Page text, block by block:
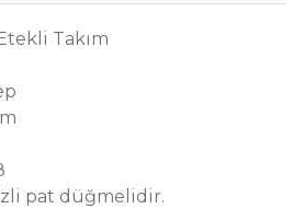
Takım
pat düğmelidir.